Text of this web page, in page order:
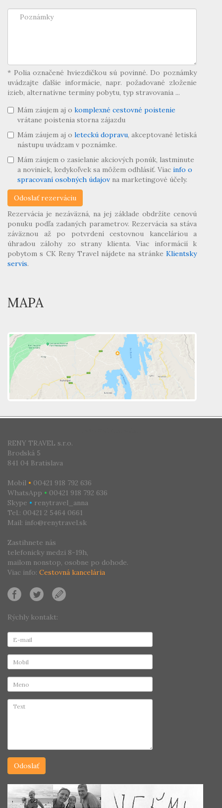
* Polia označené hviezdičkou sú povinné. Do poznámky
uvádzajte ďalšie informácie, napr. požadované zloženie
izieb, alternatívne termíny pobytu, typ stravovania ...
Mám záujem aj o komplexné cestovné poistenie
vrátane poistenia storna zájazdu
Mám záujem aj o leteckú dopravu, akceptované letiská
nástupu uvádzam v poznámke.
Mám záujem o zasielanie akciových ponúk, lastminute
a noviniek, kedykoľvek sa môžem odhlásiť. Viac info o
spracovaní osobných údajov na marketingové účely.
Rezervácia je nezáväzná, na jej základe obdržíte cenovú
ponuku podľa zadaných parametrov. Rezervácia sa stáva
záväznou až po potvrdení cestovnou kanceláriou a
úhradou zálohy zo strany klienta. Viac informácií k
pobytom s CK Reny Travel nájdete na stránke Klientsky
servis.
MAPA
RENY TRAVEL s.r.o.
Brodská 5
841 04 Bratislava
Mobil • 00421 918 792 636
WhatsApp • 00421 918 792 636
Skype • renytravel_anna
Tel.: 00421 2 5464 0661
Mail: info@renytravel.sk
Zastihnete nás
telefonicky medzi 8-19h,
mailom nonstop, osobne po dohode.
Viac info: Cestovná kancelária
Rýchly kontakt: